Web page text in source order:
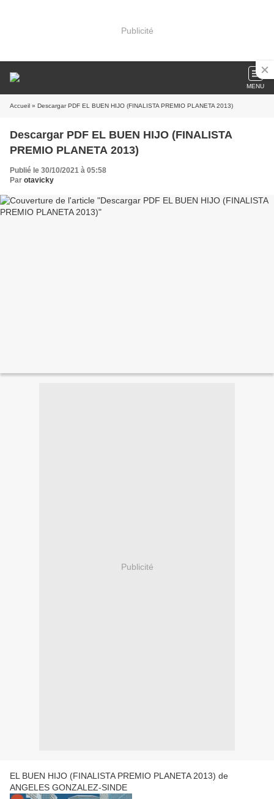
Publicité
MENU
Accueil » Descargar PDF EL BUEN HIJO (FINALISTA PREMIO PLANETA 2013)
Descargar PDF EL BUEN HIJO (FINALISTA
PREMIO PLANETA 2013)
Publié le 30/10/2021 à 05:58
Par otavicky
Publicité
EL BUEN HIJO (FINALISTA PREMIO PLANETA 2013) de
ANGELES GONZALEZ-SINDE